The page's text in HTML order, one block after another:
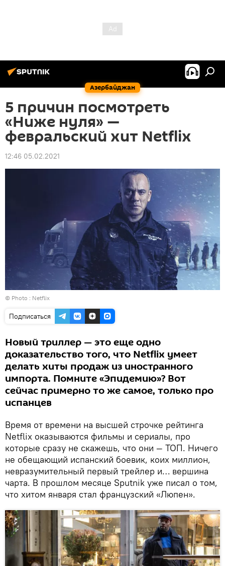
Азербайджан
5 причин посмотреть
«Ниже нуля» —
февральский хит Netflix
12:46 05.02.2021
© Photo : Netflix
Подписаться
Новый триллер — это еще одно
доказательство того, что Netflix умеет
делать хиты продаж из иностранного
импорта. Помните «Эпидемию»? Вот
сейчас примерно то же самое, только про
испанцев
Время от времени на высшей строчке рейтинга
Netflix оказываются фильмы и сериалы, про
которые сразу не скажешь, что они — ТОП. Ничего
не обещающий испанский боевик, коих миллион,
невразумительный первый трейлер и… вершина
чарта. В прошлом месяце Sputnik уже писал о том,
что хитом января стал французский «Люпен».